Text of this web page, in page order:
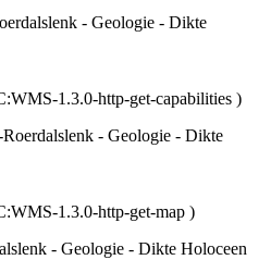
- Geologie - Dikte
1.3.0-http-get-capabilities )
- Geologie - Dikte
1.3.0-http-get-map )
- Geologie - Dikte Holoceen